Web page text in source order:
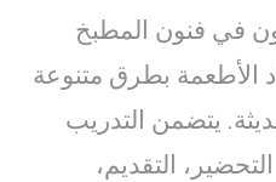
في فنون المطبخ
الأطعمة بطرق متنوعة
يتضمن التدريب
التقديم،